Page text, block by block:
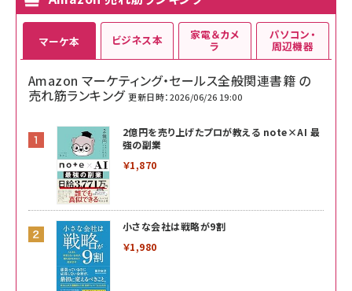
マーケ本
Amazon マーケティング・セールス全般関連書籍 の
売れ筋ランキング 更新日時：2026/06/26 19:00
2億円を売り上げたプロが教える note×AI 最
強の副業
￥1,870
小さな会社は戦略が9割
￥1,980
ビジネス本 家電＆カメ
ラ
パソコン・
周辺機器